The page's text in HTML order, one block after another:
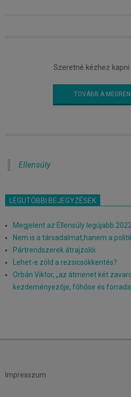
Szeretné kézhez
TOVÁBB A
Ellensúly
LEGUTÓBBI BEJEGYZÉSEK
Megjelent az Ellensúly legújabb
Nem is a társadalmat,hanem a
Pártrendszerek átrajzolói
Lehet-e zöld a rezsicsökkentés?
Orbán Viktor, „az átmenet két
kezdeményezője, főhőse és
Impresszum